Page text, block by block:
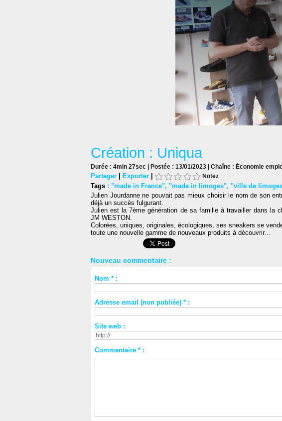
Création : Uniqua
Durée : 4min 27sec | Postée : 13/01/2023 | Chaîne : Économie
Partager | Exporter | Notez
Tags : "made in France", "made in limoges", "ville de
Julien Jourdanne ne pouvait pas mieux choisir le nom de son
déjà un succès fulgurant.
Julien est la 7ème génération de sa famille à travailler dans la
JM WESTON.
Colorées, uniques, originales, écologiques, ses sneakers se
toute une nouvelle gamme de nouveaux produits à découvrir…
Nouveau commentaire :
Nom * :
Adresse email (non publiée) * :
Site web :
Commentaire * :